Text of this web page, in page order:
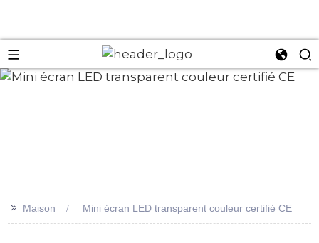
>> Maison Mini écran LED transparent couleur certifié CE